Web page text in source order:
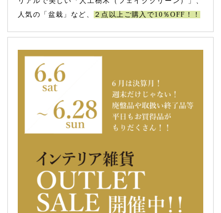
人気の「盆栽」など、
２点以上ご購入で10％OFF！！